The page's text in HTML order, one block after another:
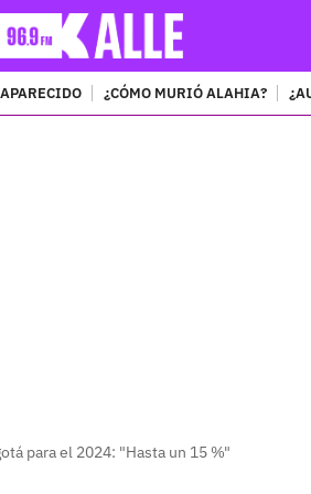
¿CÓMO MURIÓ ALAHIA?
para el 2024: "Hasta un 15 %"